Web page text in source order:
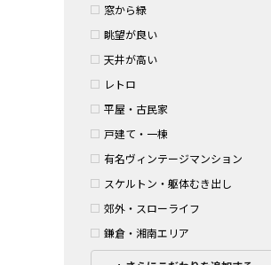
窓から緑
眺望が良い
天井が高い
レトロ
平屋・古民家
戸建て・一棟
有名ヴィンテージマンション
スケルトン・躯体むき出し
郊外・スローライフ
鎌倉・湘南エリア